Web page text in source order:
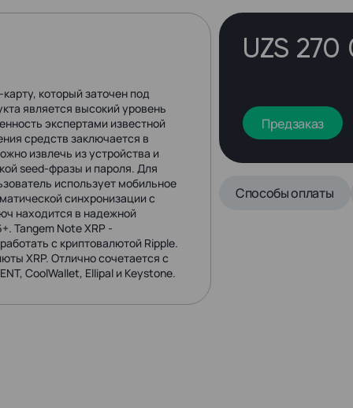
который заточен под
является высокий уровень
экспертами известной
средств заключается в
извлечь из устройства и
seed-фразы и пароля. Для
использует мобильное
синхронизации с
находится в надежной
Tangem Note XRP -
с криптовалютой Ripple.
XRP. Отлично сочетается с
CoolWallet, Ellipal и Keystone.
UZS
Предзаказ
Способы оплаты